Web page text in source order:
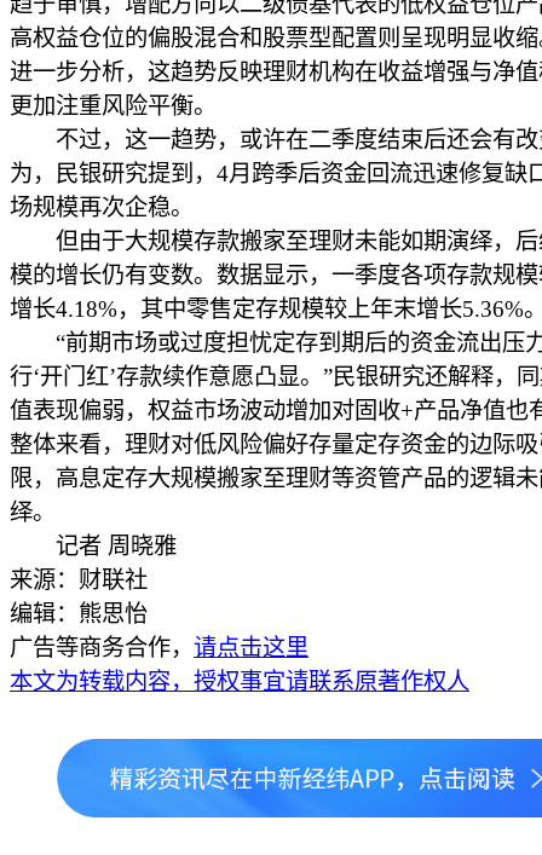
高权益仓位的偏股混合和股票型配置则呈现明显收
进一步分析，这趋势反映理财机构在收益增强与净
更加注重风险平衡。
不过，这一趋势，或许在二季度结束后还会有改
为，民银研究提到，4月跨季后资金回流迅速修复缺
场规模再次企稳。
但由于大规模存款搬家至理财未能如期演绎，后
模的增长仍有变数。数据显示，一季度各项存款规
增长4.18%，其中零售定存规模较上年末增长5.36%
“前期市场或过度担忧定存到期后的资金流出压
行‘开门红’存款续作意愿凸显。”民银研究还解释，
值表现偏弱，权益市场波动增加对固收+产品净值也
整体来看，理财对低风险偏好存量定存资金的边际
限，高息定存大规模搬家至理财等资管产品的逻辑
绎。
记者 周晓雅
来源：财联社
编辑：熊思怡
广告等商务合作， 请点击这里
本文为转载内容，授权事宜请联系原著作权人